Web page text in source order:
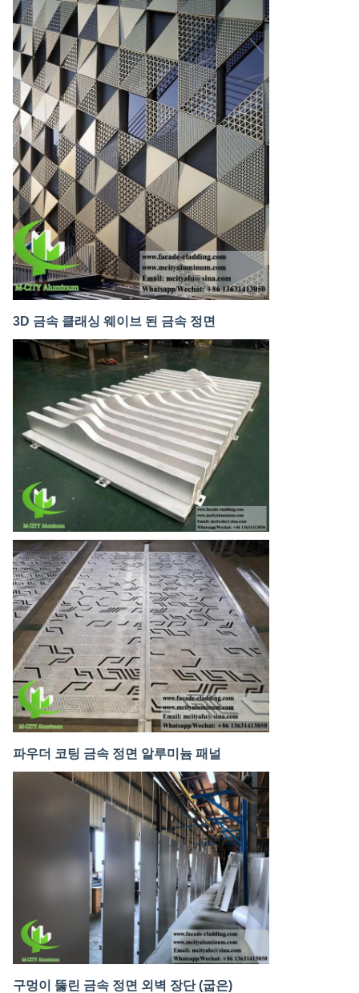
3D 금속 클래싱 웨이브 된 금속 정면
파우더 코팅 금속 정면 알루미늄 패널
구멍이 뚫린 금속 정면 외벽 장단 (굽은)